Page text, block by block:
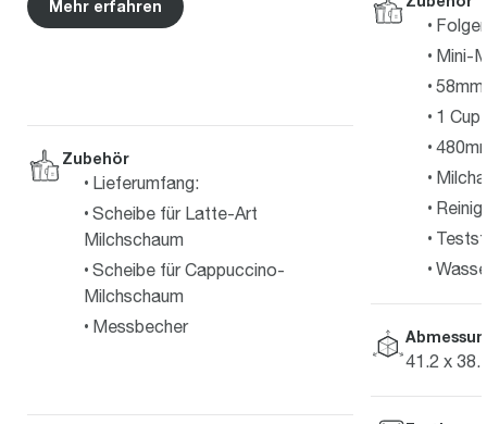
Mehr erfahren
Zubehör
Lieferumfang:
Scheibe für Latte-Art
Milchschaum
Scheibe für Cappuccino-
Milchschaum
Messbecher
Mini-
1 Cup
41.2 x